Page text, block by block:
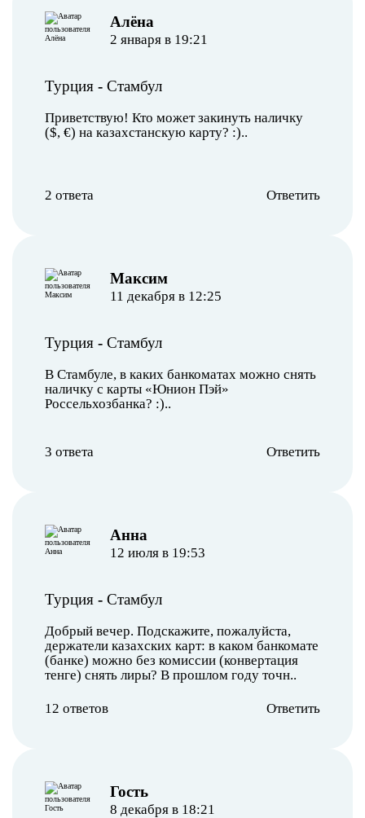
Алёна
2 января в 19:21
Турция - Стамбул
Приветствую! Кто может закинуть наличку
($, €) на казахстанскую карту? :)..
2 ответа Ответить
Максим
11 декабря в 12:25
Турция - Стамбул
В Стамбуле, в каких банкоматах можно снять
наличку с карты «Юнион Пэй»
Россельхозбанка? :)..
3 ответа Ответить
Анна
12 июля в 19:53
Турция - Стамбул
Добрый вечер. Подскажите, пожалуйста,
держатели казахских карт: в каком банкомате
(банке) можно без комиссии (конвертация
тенге) снять лиры? В прошлом году точн..
12 ответов Ответить
︎Гость
8 декабря в 18:21